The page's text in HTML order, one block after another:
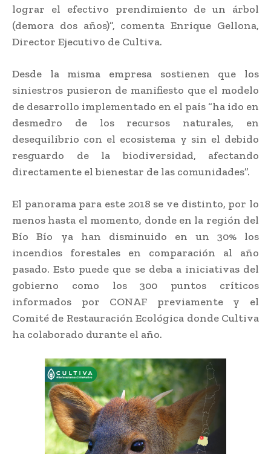
lograr el efectivo prendimiento de un árbol
(demora dos años)”, comenta Enrique Gellona,
Director Ejecutivo de Cultiva.
Desde la misma empresa sostienen que los
siniestros pusieron de manifiesto que el modelo
de desarrollo implementado en el país “ha ido en
desmedro de los recursos naturales, en
desequilibrio con el ecosistema y sin el debido
resguardo de la biodiversidad, afectando
directamente el bienestar de las comunidades”.
El panorama para este 2018 se ve distinto, por lo
menos hasta el momento, donde en la región del
Bío Bío ya han disminuido en un 30% los
incendios forestales en comparación al año
pasado. Esto puede que se deba a iniciativas del
gobierno como los 300 puntos críticos
informados por CONAF previamente y el
Comité de Restauración Ecológica donde Cultiva
ha colaborado durante el año.